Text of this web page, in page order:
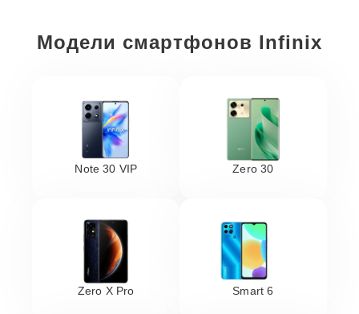
Модели смартфонов Infinix
Note 30 VIP Zero 30
Zero X Pro Smart 6